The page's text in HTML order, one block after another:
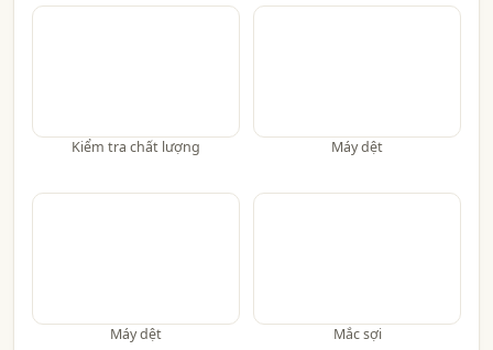
Kiểm tra chất lượng Máy dệt
Máy dệt Mắc sợi